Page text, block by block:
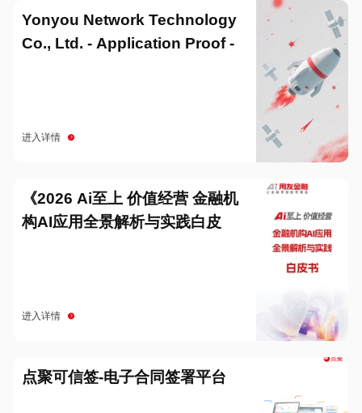
Yonyou Network Technology
Co., Ltd. - Application Proof -
进入详情
《2026 Ai至上 价值经营 金融机
构AI应用全景解析与实践白皮
进入详情
点聚可信签-电子合同签署平台